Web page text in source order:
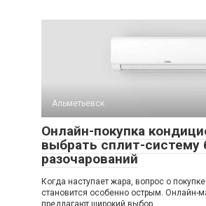
Альметьевск
Онлайн-покупка
выбрать сплит-систему
разочарований
Когда наступает жара, вопрос о
становится особенно острым. Онлайн-
предлагают широкий выбор